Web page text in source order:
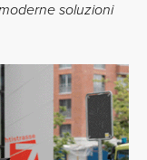
soluzioni